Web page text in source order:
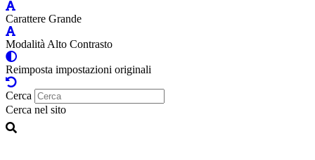
Carattere Grande
Modalità Alto Contrasto
Reimposta impostazioni originali
Cerca
Cerca nel sito